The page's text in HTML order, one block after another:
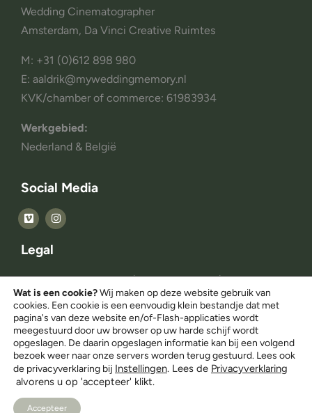
Wedding Cinematographer
Amsterdam, Da Vinci Creative Ruimtes
M: +31 (0)612 898 980
E: aaldrik@myweddingmemory.nl
KVK/chamber of commerce: 61983934
Werkgebied:
Nederland & België
Social Media
Legal
© Copyright 2014 – 2025 | All rights reserved |
Myweddingmemory.nl
Privacy Statement
Privacy verklaring
Wat is een cookie?Wij maken op deze website gebruik van
cookies. Een cookie is een eenvoudig klein bestandje dat met
pagina's van deze website en/of-Flash-applicaties wordt
meegestuurd door uw browser op uw harde schijf wordt
opgeslagen. De daarin opgeslagen informatie kan bij een volgend
bezoek weer naar onze servers worden terug gestuurd. Lees ook
de privacyverklaring bij Instellingen. Lees de Privacyverklaring
alvorens u op 'accepteer' klikt.
Accepteer